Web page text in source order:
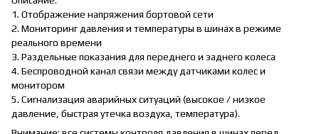
1. Отображение напряжения бортовой сети
2. Мониторинг давления и температуры в шинах в режиме
реального времени
3. Раздельные показания для переднего и заднего колеса
4. Беспроводной канал связи между датчиками колес и
монитором
5. Сигнализация аварийных ситуаций (высокое / низкое
давление, быстрая утечка воздуха, температура).